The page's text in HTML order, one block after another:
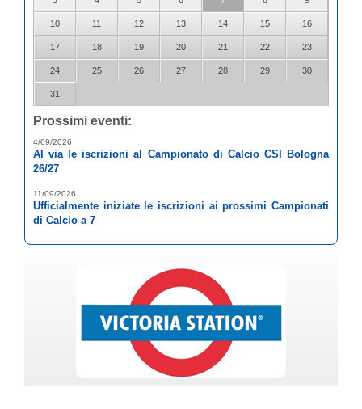
10 11 12 13 14 15 16
17 18 19 20 21 22 23
24 25 26 27 28 29 30
31
Prossimi eventi:
4/09/2026
Al via le iscrizioni al Campionato di Calcio CSI Bologna
26/27
11/09/2026
Ufficialmente iniziate le iscrizioni ai prossimi Campionati
di Calcio a 7